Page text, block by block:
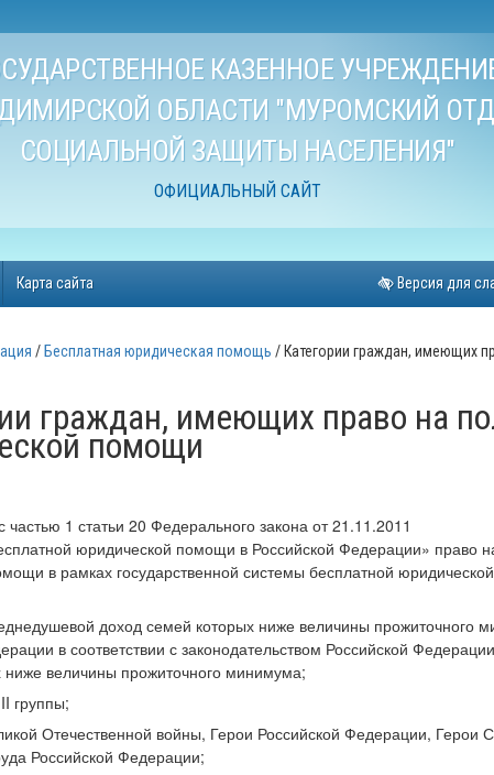
КАЗЕННОЕ
ОБЛАСТИ "МУРОМСКИЙ
СОЦИАЛЬНОЙ ЗАЩИТЫ НАСЕЛЕНИЯ"
ОФИЦИАЛЬНЫЙ САЙТ
Карта сайта Версия для
Бесплатная юридическая помощь
Категории граждан, имеющих
граждан, имеющих право на
помощи
частью 1 статьи 20 Федерального закона от 21.11.2011
юридической помощи в Российской Федерации» право
в рамках государственной системы бесплатной
доход семей которых ниже величины прожиточного
в соответствии с законодательством Российской
ниже величины прожиточного минимума;
группы;
Отечественной войны, Герои Российской Федерации, Герои
Российской Федерации;